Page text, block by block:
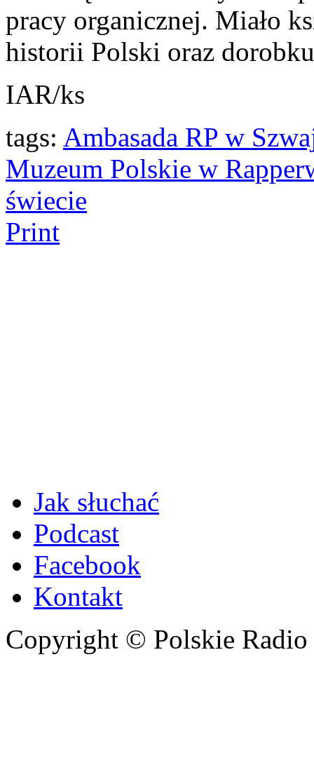
pracy organicznej. Miało
historii Polski oraz
IAR/ks
tags: Ambasada RP w
Muzeum Polskie w
świecie
Print
Jak słuchać
Podcast
Facebook
Kontakt
Copyright © Polskie